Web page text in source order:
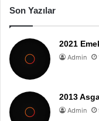
Son Yazılar
2021
Admin
2013
Admin